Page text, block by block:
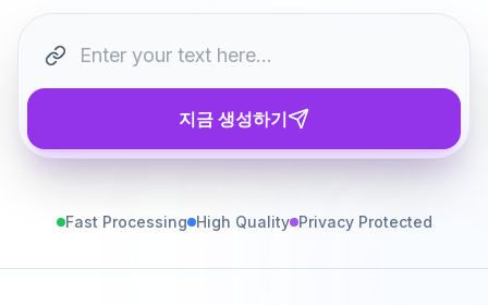
지금 생성하기
Fast Processing High Quality Privacy Protected